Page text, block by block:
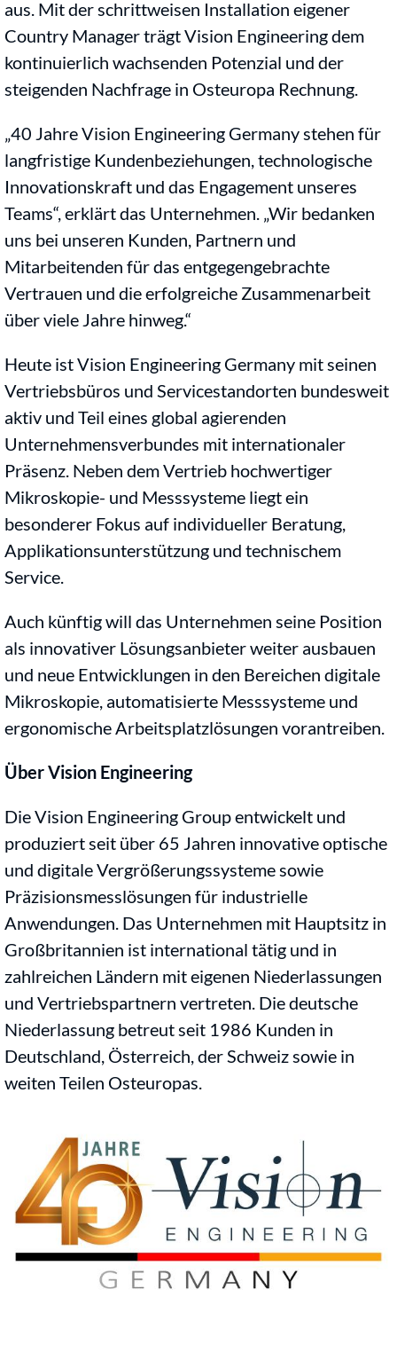
aus. Mit der schrittweisen Installation eigener
Country Manager trägt Vision Engineering dem
kontinuierlich wachsenden Potenzial und der
steigenden Nachfrage in Osteuropa Rechnung.
„40 Jahre Vision Engineering Germany stehen für
langfristige Kundenbeziehungen, technologische
Innovationskraft und das Engagement unseres
Teams“, erklärt das Unternehmen. „Wir bedanken
uns bei unseren Kunden, Partnern und
Mitarbeitenden für das entgegengebrachte
Vertrauen und die erfolgreiche Zusammenarbeit
über viele Jahre hinweg.“
Heute ist Vision Engineering Germany mit seinen
Vertriebsbüros und Servicestandorten bundesweit
aktiv und Teil eines global agierenden
Unternehmensverbundes mit internationaler
Präsenz. Neben dem Vertrieb hochwertiger
Mikroskopie- und Messsysteme liegt ein
besonderer Fokus auf individueller Beratung,
Applikationsunterstützung und technischem
Service.
Auch künftig will das Unternehmen seine Position
als innovativer Lösungsanbieter weiter ausbauen
und neue Entwicklungen in den Bereichen digitale
Mikroskopie, automatisierte Messsysteme und
ergonomische Arbeitsplatzlösungen vorantreiben.
Über Vision Engineering
Die Vision Engineering Group entwickelt und
produziert seit über 65 Jahren innovative optische
und digitale Vergrößerungssysteme sowie
Präzisionsmesslösungen für industrielle
Anwendungen. Das Unternehmen mit Hauptsitz in
Großbritannien ist international tätig und in
zahlreichen Ländern mit eigenen Niederlassungen
und Vertriebspartnern vertreten. Die deutsche
Niederlassung betreut seit 1986 Kunden in
Deutschland, Österreich, der Schweiz sowie in
weiten Teilen Osteuropas.